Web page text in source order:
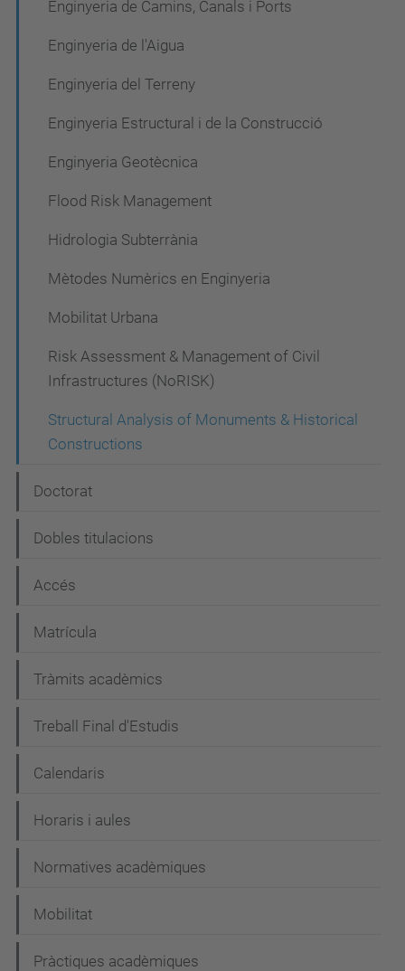
Enginyeria de Camins, Canals i Ports
Enginyeria de l'Aigua
Enginyeria del Terreny
Enginyeria Estructural i de la Construcció
Enginyeria Geotècnica
Flood Risk Management
Hidrologia Subterrània
Mètodes Numèrics en Enginyeria
Mobilitat Urbana
Risk Assessment & Management of Civil
Infrastructures (NoRISK)
Structural Analysis of Monuments & Historical
Constructions
Doctorat
Dobles titulacions
Accés
Matrícula
Tràmits acadèmics
Treball Final d'Estudis
Calendaris
Horaris i aules
Normatives acadèmiques
Mobilitat
Pràctiques acadèmiques